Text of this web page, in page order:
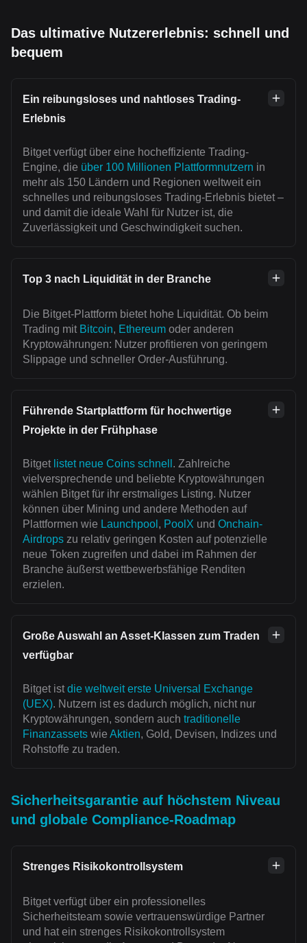
Das ultimative Nutzererlebnis: schnell und
bequem
Ein reibungsloses und nahtloses Trading-
Erlebnis
Bitget verfügt über eine hocheffiziente Trading-
Engine, die über 100 Millionen Plattformnutzern in
mehr als 150 Ländern und Regionen weltweit ein
schnelles und reibungsloses Trading-Erlebnis bietet –
und damit die ideale Wahl für Nutzer ist, die
Zuverlässigkeit und Geschwindigkeit suchen.
Top 3 nach Liquidität in der Branche
Die Bitget-Plattform bietet hohe Liquidität. Ob beim
Trading mit Bitcoin, Ethereum oder anderen
Kryptowährungen: Nutzer profitieren von geringem
Slippage und schneller Order-Ausführung.
Führende Startplattform für hochwertige
Projekte in der Frühphase
Bitget listet neue Coins schnell . Zahlreiche
vielversprechende und beliebte Kryptowährungen
wählen Bitget für ihr erstmaliges Listing. Nutzer
können über Mining und andere Methoden auf
Plattformen wie Launchpool , PoolX und Onchain-
Airdrops zu relativ geringen Kosten auf potenzielle
neue Token zugreifen und dabei im Rahmen der
Branche äußerst wettbewerbsfähige Renditen
erzielen.
Große Auswahl an Asset-Klassen zum Traden
verfügbar
Bitget ist die weltweit erste Universal Exchange
(UEX). Nutzern ist es dadurch möglich, nicht nur
Kryptowährungen, sondern auch traditionelle
Finanzassets wie Aktien, Gold, Devisen, Indizes und
Rohstoffe zu traden.
Sicherheitsgarantie auf höchstem Niveau
und globale Compliance-Roadmap
Strenges Risikokontrollsystem
Bitget verfügt über ein professionelles
Sicherheitsteam sowie vertrauenswürdige Partner
und hat ein strenges Risikokontrollsystem